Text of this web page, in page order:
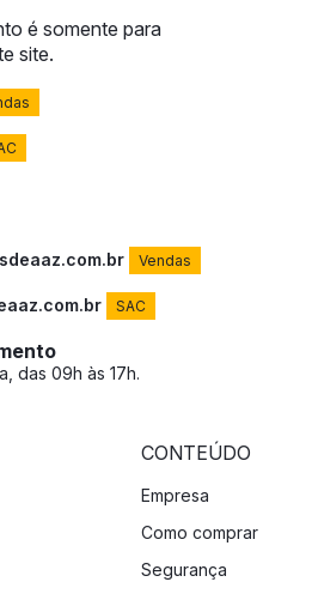
é somente para
site.
Vendas
SAC
das 09h às 17h.
CONTEÚDO
Empresa
Como comprar
Segurança